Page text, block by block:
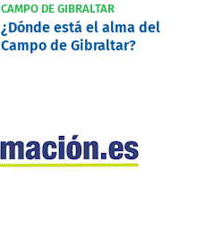
CAMPO DE GIBRALTAR
¿Dónde está el alma del
Campo de Gibraltar?